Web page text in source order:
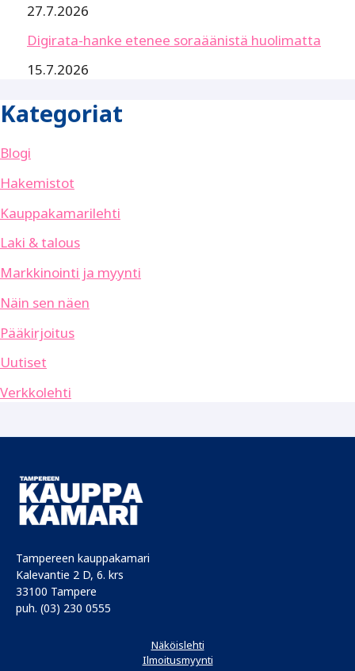
27.7.2026
Digirata-hanke etenee soraäänistä huolimatta
15.7.2026
Kategoriat
Blogi
Hakemistot
Kauppakamarilehti
Laki & talous
Markkinointi ja myynti
Näin sen näen
Pääkirjoitus
Uutiset
Verkkolehti
Tampereen kauppakamari
Kalevantie 2 D, 6. krs
33100 Tampere
puh. (03) 230 0555
Näköislehti
Ilmoitusmyynti